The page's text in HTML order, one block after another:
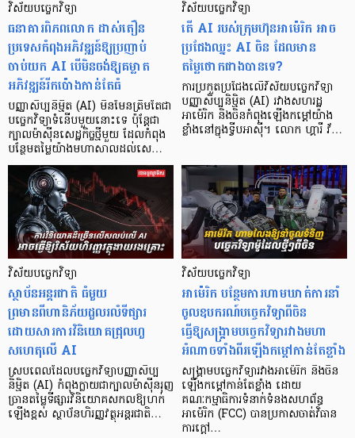
វិស័យបច្ចេកវិទ្យា
ធនាគារពិភពលោក ដាស់តឿន
ប្រទេសកំពុងអភិវឌ្ឍន៍ឱ្យប្រញាប់
ចាប់យក AI បើមិនចង់ឱ្យគម្លាត
អភិវឌ្ឍន៍រីកប៉ោងកាន់តែធំ
បញ្ញាសិប្បនិម្មិត (AI) មិនមែនត្រឹមតែជា
បច្ចេកវិទ្យាទំនើបមួយនោះទេ ប៉ុន្តែជា
ក្បាលម៉ាស៊ីនសេដ្ឋកិច្ចថ្មីមួយ ដែលកំពុង
បន្ថែមតម្លៃយ៉ាងមហាសាលដល់សេ…
វិស័យបច្ចេកវិទ្យា
តើ AI របស់ក្រុមហ៊ុនអាម៉េរិក អាច
ប្រជែងឈ្នះ AI ចិន ដែលមាន
តម្លៃថោកជាងបានទេ?
ការប្រកួតប្រជែងលើវិស័យបច្ចេកវិទ្យា
បញ្ញាសិប្បនិម្មិត (AI) រវាងសហរដ្ឋ
អាម៉េរិក និងចិនកំពុងឡើងកម្ដៅយ៉ាង
ខ្លាំងនៅក្នុងទ្វីបអាស៊ី។ លោក ហ្គារី វ័…
វិស័យបច្ចេកវិទ្យា
ស្ថាប័នអន្តរជាតិ ធំមួយ
ព្រមានពីហានិភ័យដួលរលំទីផ្សារ
ដោយសារការវិនិយោគជ្រុលហួ
សហេតុលើ AI
ស្របពេលដែលបច្ចេកវិទ្យាបញ្ញាសិប្ប
និម្មិត (AI) កំពុងក្លាយជាក្បាលម៉ាស៊ីនរុញ
ច្រានតម្លៃទីផ្សារវិនិយោគសកលឱ្យហក់
ឡើងខ្ពស់ ស្ថាប័នហិរញ្ញវត្ថុអន្តរជាតិ…
វិស័យបច្ចេកវិទ្យា
អាម៉េរិក បន្ថែមការហាមឃាត់ការនាំ
ចូលឧបករណ៍បច្ចេកវិទ្យាពីចិន
ធ្វើឱ្យសង្គ្រាមបច្ចេកវិទ្យារវាងមហា
អំណាចទាំងពីរឡើងកម្តៅកាន់តែខ្លាំង
សង្រ្គាមបច្ចេកវិទ្យារវាងអាម៉េរិក និងចិន
ឡើងកម្តៅកាន់តែខ្លាំង ដោយ
គណៈកម្មាធិការទំនាក់ទំនងសហព័ន្ធ
អាម៉េរិក (FCC) បានប្រកាសចាត់វិធាន
ការក្តៅ…